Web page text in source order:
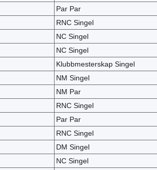
Par Par
RNC Singel
NC Singel
NC Singel
Klubbmesterskap Singel
NM Singel
NM Par
RNC Singel
Par Par
RNC Singel
DM Singel
NC Singel